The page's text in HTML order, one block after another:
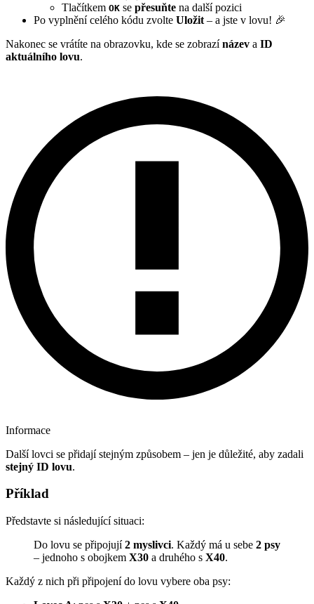
Tlačítkem OK se přesuňte na další pozici
Po vyplnění celého kódu zvolte Uložit – a jste v lovu! 🎉
Nakonec se vrátíte na obrazovku, kde se zobrazínázev a ID
aktuálního lovu.
Informace
Další lovci se přidají stejným způsobem – jen je důležité, aby zadali
stejný ID lovu.
Příklad
Představte si následující situaci:
Do lovu se připojují2 myslivci. Každý má u sebe 2 psy
– jednoho s obojkem X30 a druhého s X40.
Každý z nich při připojení do lovu vybere oba psy: